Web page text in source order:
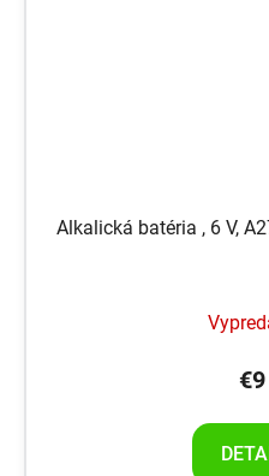
Alkalická batéria , 6 V,
€9